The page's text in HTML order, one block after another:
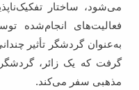
می‌شود، ساختار
فعالیت‌های انجام‌شده
به‌عنوان گردشگر تأثیر
گرفت که یک زائر،
مذهبی سفر می‌کند.